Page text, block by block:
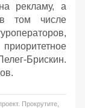
рекламу, а
в том числе
Брискин.
Прокрутите,